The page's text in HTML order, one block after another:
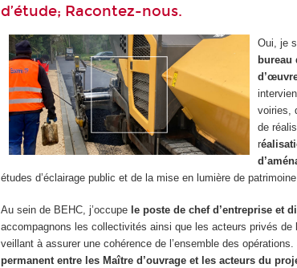
d’étude; Racontez-nous.
Oui, je
bureau
voiries,
de
r
études d’éclairage public et de la mise en lumière de patrimoine
Au sein de BEHC, j’occupe le poste de chef d’entreprise et
accompagnons les collectivités ainsi que les acteurs privés de
veillant à assurer une cohérence de l’ensemble des
permanent entre les Maître d’ouvrage et les acteurs du